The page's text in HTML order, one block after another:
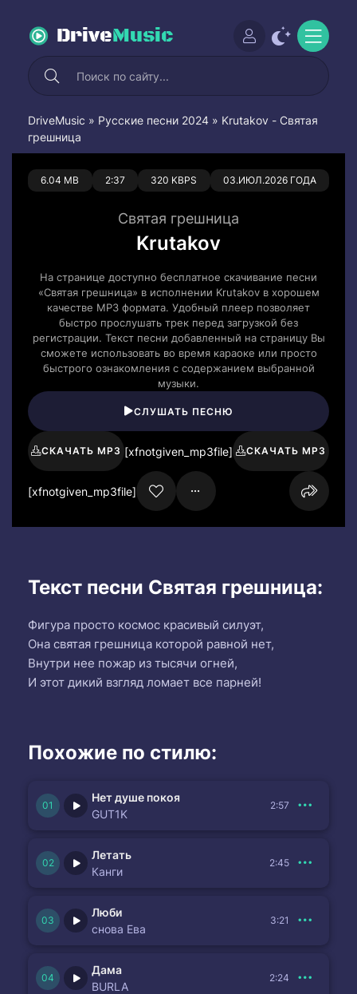
DriveMusic
DriveMusic » Русские песни 2024 » Krutakov - Святая
грешница
6.04 MB 2:37 320 KBPS 03.ИЮЛ.2026 ГОДА
0 0
Святая грешница
Krutakov
На странице доступно бесплатное скачивание песни
«Святая грешница» в исполнении Krutakov в хорошем
качестве MP3 формата. Удобный плеер позволяет
быстро прослушать трек перед загрузкой без
регистрации. Текст песни добавленный на страницу Вы
сможете использовать во время караоке или просто
быстрого ознакомления с содержанием выбранной
музыки.
СЛУШАТЬ ПЕСНЮ
СКАЧАТЬ MP3 [xfnotgiven_mp3file] СКАЧАТЬ MP3
[xfnotgiven_mp3file]
Текст песни Святая грешница:
Фигура просто космос красивый силуэт,
Она святая грешница которой равной нет,
Внутри нее пожар из тысячи огней,
И этот дикий взгляд ломает все парней!
Похожие по стилю:
Нет душе покоя
GUT1K
2:57
Летать
Канги
2:45
Люби
снова Ева
3:21
Дама
BURLA
2:24